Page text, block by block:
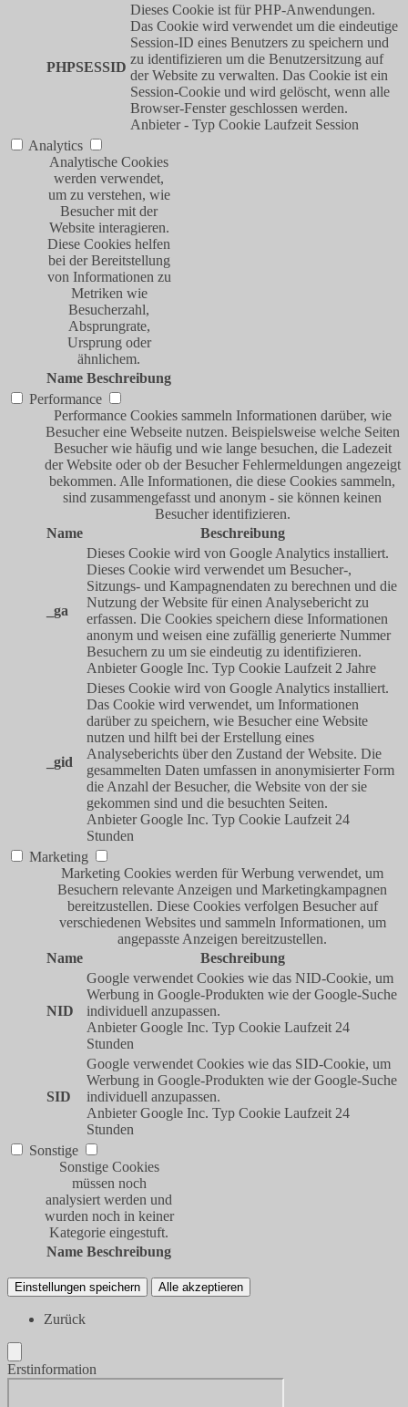
PHPSESSID
Dieses Cookie ist für PHP-Anwendungen.
Das Cookie wird verwendet um die eindeutige
Session-ID eines Benutzers zu speichern und
zu identifizieren um die Benutzersitzung auf
der Website zu verwalten. Das Cookie ist ein
Session-Cookie und wird gelöscht, wenn alle
Browser-Fenster geschlossen werden.
Anbieter - Typ Cookie Laufzeit Session
Analytics
Analytische Cookies
werden verwendet,
um zu verstehen, wie
Besucher mit der
Website interagieren.
Diese Cookies helfen
bei der Bereitstellung
von Informationen zu
Metriken wie
Besucherzahl,
Absprungrate,
Ursprung oder
ähnlichem.
Name Beschreibung
Performance
Performance Cookies sammeln Informationen darüber, wie
Besucher eine Webseite nutzen. Beispielsweise welche Seiten
Besucher wie häufig und wie lange besuchen, die Ladezeit
der Website oder ob der Besucher Fehlermeldungen angezeigt
bekommen. Alle Informationen, die diese Cookies sammeln,
sind zusammengefasst und anonym - sie können keinen
Besucher identifizieren.
Name
Beschreibung
_ga
Dieses Cookie wird von Google Analytics installiert.
Dieses Cookie wird verwendet um Besucher-,
Sitzungs- und Kampagnendaten zu berechnen und die
Nutzung der Website für einen Analysebericht zu
erfassen. Die Cookies speichern diese Informationen
anonym und weisen eine zufällig generierte Nummer
Besuchern zu um sie eindeutig zu identifizieren.
Anbieter Google Inc. Typ Cookie Laufzeit 2 Jahre
_gid
Dieses Cookie wird von Google Analytics installiert.
Das Cookie wird verwendet, um Informationen
darüber zu speichern, wie Besucher eine Website
nutzen und hilft bei der Erstellung eines
Analyseberichts über den Zustand der Website. Die
gesammelten Daten umfassen in anonymisierter Form
die Anzahl der Besucher, die Website von der sie
gekommen sind und die besuchten Seiten.
Anbieter Google Inc. Typ Cookie Laufzeit 24
Stunden
Marketing
Marketing Cookies werden für Werbung verwendet, um
Besuchern relevante Anzeigen und Marketingkampagnen
bereitzustellen. Diese Cookies verfolgen Besucher auf
verschiedenen Websites und sammeln Informationen, um
angepasste Anzeigen bereitzustellen.
Name
Beschreibung
NID
Google verwendet Cookies wie das NID-Cookie, um
Werbung in Google-Produkten wie der Google-Suche
individuell anzupassen.
Anbieter Google Inc. Typ Cookie Laufzeit 24
Stunden
SID
Google verwendet Cookies wie das SID-Cookie, um
Werbung in Google-Produkten wie der Google-Suche
individuell anzupassen.
Anbieter Google Inc. Typ Cookie Laufzeit 24
Stunden
Sonstige
Sonstige Cookies
müssen noch
analysiert werden und
wurden noch in keiner
Kategorie eingestuft.
Name Beschreibung
Einstellungen speichern Alle akzeptieren
Zurück
Erstinformation